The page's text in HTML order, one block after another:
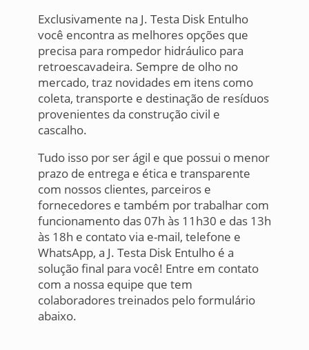
Exclusivamente na J. Testa Disk Entulho
você encontra as melhores opções que
precisa para rompedor hidráulico para
retroescavadeira. Sempre de olho no
mercado, traz novidades em itens como
coleta, transporte e destinação de resíduos
provenientes da construção civil e
cascalho.
Tudo isso por ser ágil e que possui o menor
prazo de entrega e ética e transparente
com nossos clientes, parceiros e
fornecedores e também por trabalhar com
funcionamento das 07h às 11h30 e das 13h
às 18h e contato via e-mail, telefone e
WhatsApp, a J. Testa Disk Entulho é a
solução final para você! Entre em contato
com a nossa equipe que tem
colaboradores treinados pelo formulário
abaixo.